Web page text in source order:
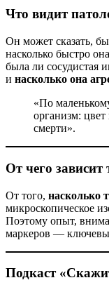
Что видит
Он может сказать,
насколько быстро
была ли сосудистая
и насколько она
«По
организм:
смерти».
От чего зависит
От того, насколько
микроскопическое
Поэтому опыт,
маркеров —
Подкаст